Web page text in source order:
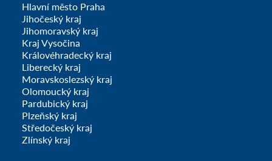
Hlavní město Praha
Jihočeský kraj
Jihomoravský kraj
Kraj Vysočina
Královéhradecký kraj
Liberecký kraj
Moravskoslezský kraj
Olomoucký kraj
Pardubický kraj
Plzeňský kraj
Středočeský kraj
Zlínský kraj